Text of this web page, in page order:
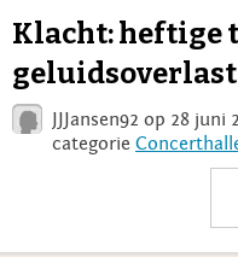
Voor Bedrijven
Login
Klacht: heftige
geluidsoverlast
JJJansen92 op 28 juni
categorie